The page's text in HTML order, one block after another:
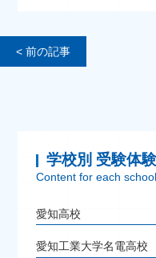
< 前の記事
学校別 受験体
Content for each school
愛知高校
愛知工業大学名電高校